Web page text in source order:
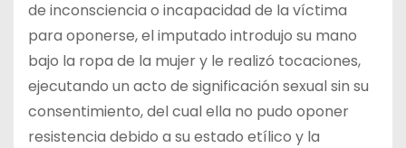
de inconsciencia o incapacidad de la víctima
para oponerse, el imputado introdujo su mano
bajo la ropa de la mujer y le realizó tocaciones,
ejecutando un acto de significación sexual sin su
consentimiento, del cual ella no pudo oponer
resistencia debido a su estado etílico y la